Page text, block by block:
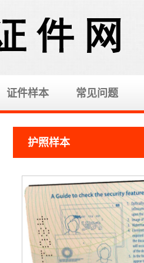
证件样本 常见问题
护照样本